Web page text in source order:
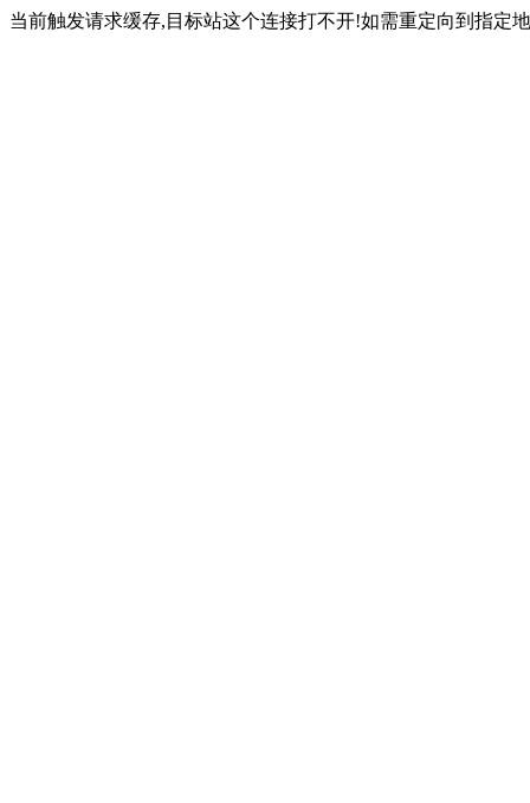
当前触发请求缓存,目标站这个连接打不开!如需重定向到指定